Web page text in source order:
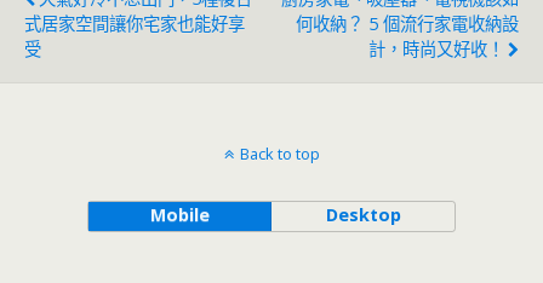
式居家空間讓你宅家也能好享
受
何收納？ 5 個流行家電收納設
計，時尚又好收！
Back to top
Mobile Desktop